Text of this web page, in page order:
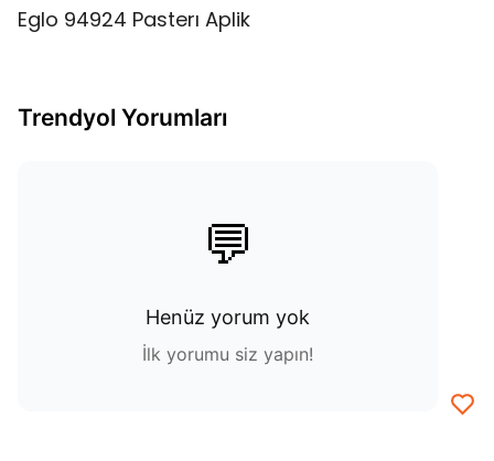
Eglo 94924 Pasterı Aplik
Trendyol Yorumları
💬
Henüz yorum yok
İlk yorumu siz yapın!